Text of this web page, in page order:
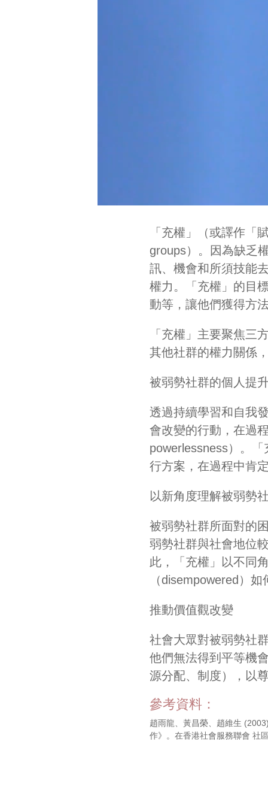
「充權」（或譯作「
groups）。因為缺乏
訊、機會和所須技能
權力。「充權」的目
動等，讓他們獲得方
「充權」主要聚焦三
其他社群的權力關係
被弱勢社群的個人提
透過持續學習和自我
會改變的行動，在過
powerlessness）。
行方案，在過程中肯
以新角度理解被弱勢
被弱勢社群所面對的
弱勢社群與社會地位
此，「充權」以不同
（disempowered）
推動價值觀改變
社會大眾對被弱勢社
他們無法得到平等機
源分配、制度），以
參考資料：
趙雨龍、黃昌榮、趙維生
作》。在香港社會服務聯會 社